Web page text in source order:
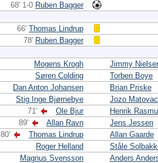
68' 1-0 Ruben Bagger
66' Thomas Lindrup
78' Ruben Bagger
Mogens Krogh
Jimmy
Søren Colding
Torben Boye
Dan Anton Johansen
Brian Priske
Stig Inge Bjørnebye
Jozo Matovac
71'
Ole Bjur
Henrik
89'
Allan Ravn
Jens Jessen
80'
Thomas Lindrup
Allan Gaarde
Roger Helland
Ståle
Magnus Svensson
Anders